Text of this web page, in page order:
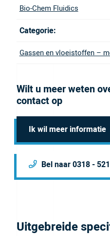
agressieve of gevoelige
stappenmotor en optische
en industriële systemen.
Bio-Chem Fluidics
Categorie:
Gassen en vloeistoffen –
Wilt u meer weten
contact op
Ik wil meer informatie
Bel naar 0318 -
Uitgebreide